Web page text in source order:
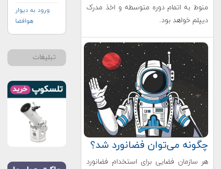
منوط به اتمام دوره متوسطه و اخذ مدرک
دیپلم خواهد بود.
چگونه می‌توان فضانورد شد؟
هر سازمان فضایی برای استخدام فضانورد
ورود به دیوار
هوافضا
تبلیغات